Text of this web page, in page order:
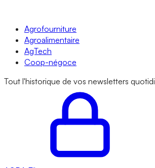
Agrofourniture
Agroalimentaire
AgTech
Coop-négoce
Tout l'historique de vos newsletters